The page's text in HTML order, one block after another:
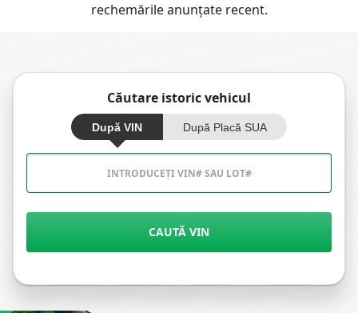
rechemările anunțate recent.
Căutare istoric vehicul
După VIN După Placă SUA
CAUTĂ VIN